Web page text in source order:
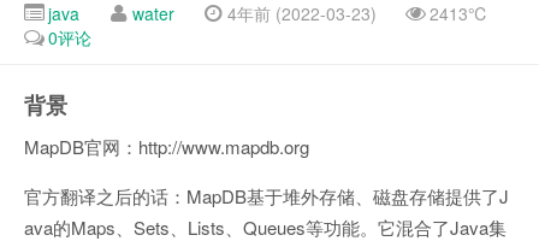
java water 4年前 (2022-03-23)
2413℃
0评论
背景
MapDB官网：http://www.mapdb.org
官方翻译之后的话：MapDB基于堆外存储、磁盘存储提供了J
ava的Maps、Sets、Lists、Queues等功能。它混合了Java集